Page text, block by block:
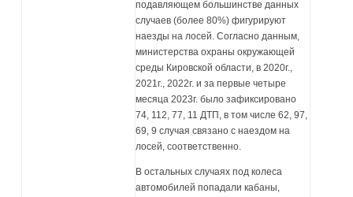
подавляющем большинстве данных
случаев (более 80%) фигурируют
наезды на лосей. Согласно данным,
министерства охраны окружающей
среды Кировской области, в 2020г.,
2021г., 2022г. и за первые четыре
месяца 2023г. было зафиксировано
74, 112, 77, 11 ДТП, в том числе 62, 97,
69, 9 случая связано с наездом на
лосей, соответственно.
В остальных случаях под колеса
автомобилей попадали кабаны,